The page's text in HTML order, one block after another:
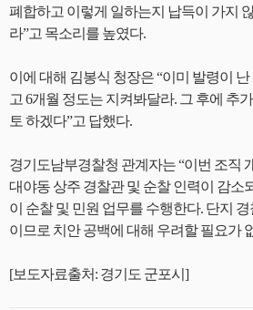
폐합하고 이렇게 일하는지 납득이 가지
라”고 목소리를 높였다.
이에 대해 김봉식 청장은 “이미 발령이
고 6개월 정도는 지켜봐달라. 그 후에 추
토 하겠다”고 답했다.
경기도남부경찰청 관계자는 “이번 조직
대야동 상주 경찰관 및 순찰 인력이 감소
이 순찰 및 민원 업무를 수행한다. 단지
이므로 치안 공백에 대해 우려할 필요가
[보도자료출처: 경기도 군포시]